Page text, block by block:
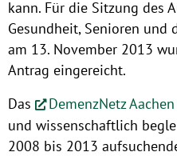
kann. Für die Sitzung des
Gesundheit, Senioren und
am 13. November 2013
Antrag eingereicht.
Das
DemenzNetz Aachen
und wissenschaftlich
2008 bis 2013